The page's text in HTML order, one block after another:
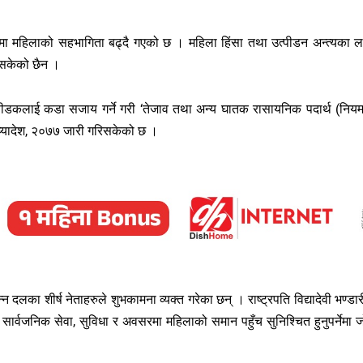
महिलाको सहभागिता बढ्दै गएको छ । महिला हिंसा तथा उत्पीडन अन्त्यका
सकेको छैन ।
कडा सजाय गर्ने गरी ‘तेजाव तथा अन्य घातक रासायनिक पदार्थ
२०७७ जारी गरिसकेको छ ।
दलका शीर्ष नेताहरुले शुभकामना व्यक्त गरेका छन् । राष्ट्रपति विद्यादेवी
सार्वजनिक सेवा, सुविधा र अवसरमा महिलाको समान पहुँच सुनिश्चित हुनुपर्नेमा